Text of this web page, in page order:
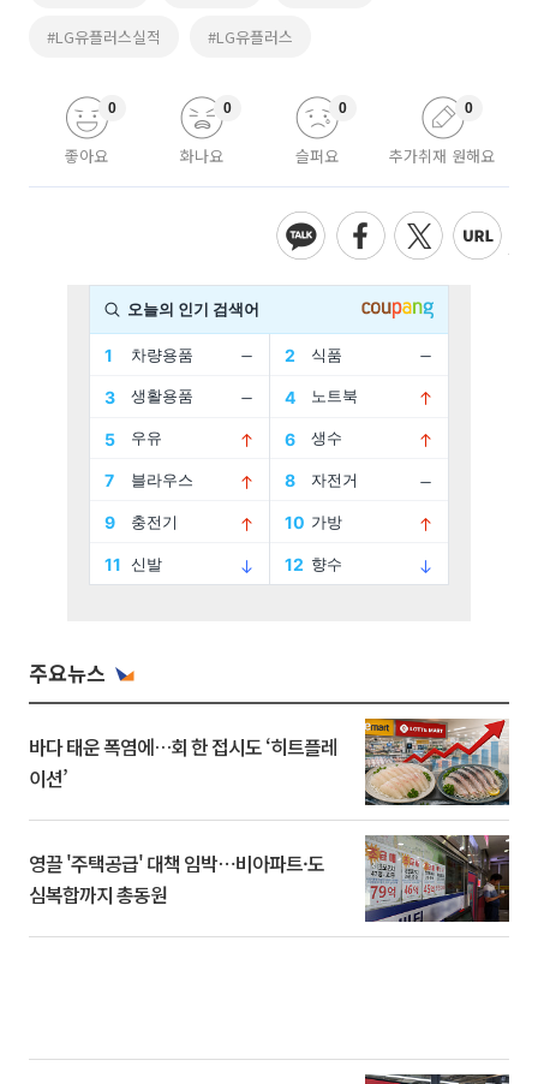
#LG유플러스실적 #LG유플러스
좋아요
0
화나요
0
슬퍼요
0
추가취재 원해요
0
주요뉴스
바다 태운 폭염에…회 한 접시도 ‘히트플레
이션’
영끌 '주택공급' 대책 임박⋯비아파트·도
심복합까지 총동원